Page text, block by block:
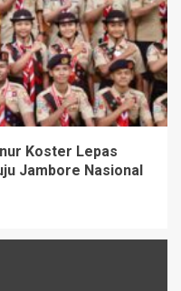
Koster Lepas
Jambore Nasional